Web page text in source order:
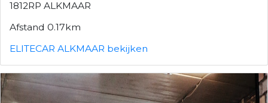
1812RP ALKMAAR
Afstand 0.17km
ELITECAR ALKMAAR bekijken